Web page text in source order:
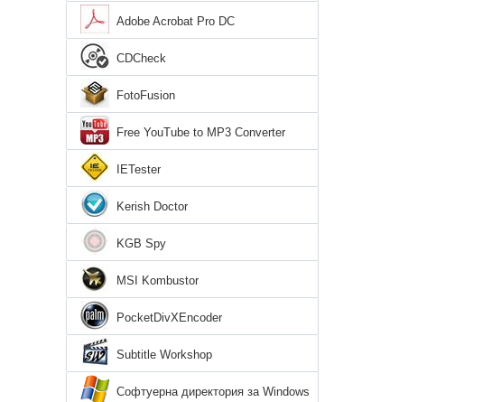
Adobe Acrobat Pro DC
CDCheck
FotoFusion
Free YouTube to MP3 Converter
IETester
Kerish Doctor
KGB Spy
MSI Kombustor
PocketDivXEncoder
Subtitle Workshop
Софтуерна директория за Windows